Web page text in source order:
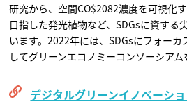
研究から、空間CO$2082濃度を可視化
目指した発光植物など、SDGsに資する
います。2022年には、SDGsにフォー
してグリーンエコノミーコンソーシアム
デジタルグリーンイノベーシ